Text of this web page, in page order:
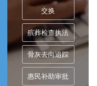
交换
殡葬检查执法
骨灰去向追踪
惠民补助审批